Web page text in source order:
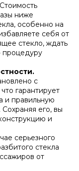
Стоимость
ниже
особенно на
себя от
стекло, ждать
процедуру
с
гарантирует
и правильную
его, вы
и
серьезного
стекла
от